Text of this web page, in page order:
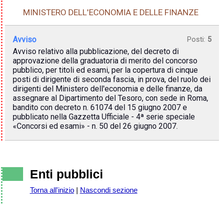
MINISTERO DELL'ECONOMIA E DELLE FINANZE
Avviso Posti: 5
Avviso relativo alla pubblicazione, del decreto di
approvazione della graduatoria di merito del concorso
pubblico, per titoli ed esami, per la copertura di cinque
posti di dirigente di seconda fascia, in prova, del ruolo dei
dirigenti del Ministero dell'economia e delle finanze, da
assegnare al Dipartimento del Tesoro, con sede in Roma,
bandito con decreto n. 61074 del 15 giugno 2007 e
pubblicato nella Gazzetta Ufficiale - 4ª serie speciale
«Concorsi ed esami» - n. 50 del 26 giugno 2007.
Enti pubblici
Torna all'inizio| Nascondi sezione